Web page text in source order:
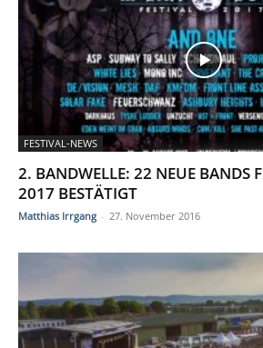
FESTIVAL-NEWS
2. BANDWELLE: 22 NEUE BANDS
2017 BESTÄTIGT
Matthias Irrgang - 27. November 2016